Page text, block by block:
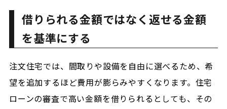
借りられる金額ではなく返せる金額
を基準にする
注文住宅では、間取りや設備を自由に選べるため、希
望を追加するほど費用が膨らみやすくなります。住宅
ローンの審査で高い金額を借りられるとしても、その